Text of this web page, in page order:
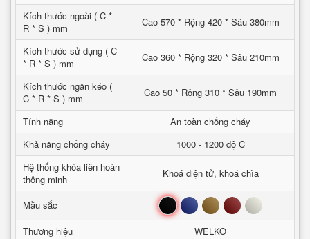
Kích thước ngoài ( C *
R * S ) mm
Cao 570 * Rộng 420 * Sâu 380mm
Kích thước sử dụng ( C
* R * S ) mm
Cao 360 * Rộng 320 * Sâu 210mm
Kích thước ngăn kéo (
C * R * S ) mm
Cao 50 * Rộng 310 * Sâu 190mm
Tính năng
An toàn chống cháy
Khả năng chống cháy
1000 - 1200 độ C
Hệ thống khóa liên hoàn
thông minh
Khoá điện tử, khoá chìa
Mầu sắc Đen Xanh Nâu Đỏ Trắng
Thương hiệu
WELKO